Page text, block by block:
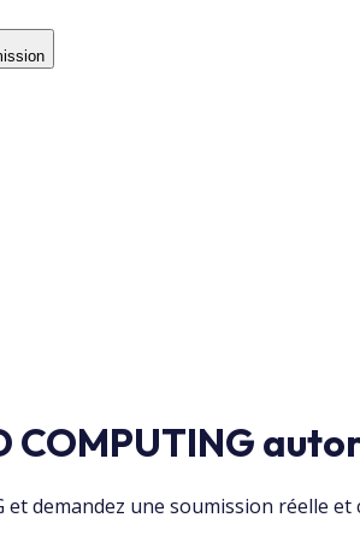
COMPUTING
et demandez une soumission